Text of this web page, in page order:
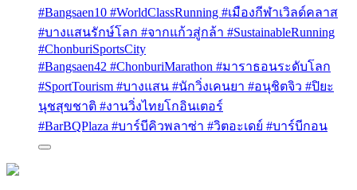
#Bangsaen10 #WorldClassRunning #เมืองกีฬาเวิลด์คลาส
#บางแสนรักษ์โลก #จากแก้วสู่กล้า #SustainableRunning
#ChonburiSportsCity
#Bangsaen42 #ChonburiMarathon #มาราธอนระดับโลก
#SportTourism #บางแสน #นักวิ่งเคนยา #อนุชิตจิว #ปิยะ
นุชสุขชาติ #งานวิ่งไทยโกอินเตอร์
#BarBQPlaza #บาร์บีคิวพลาซ่า #วิตอะเดย์ #บาร์บีกอน